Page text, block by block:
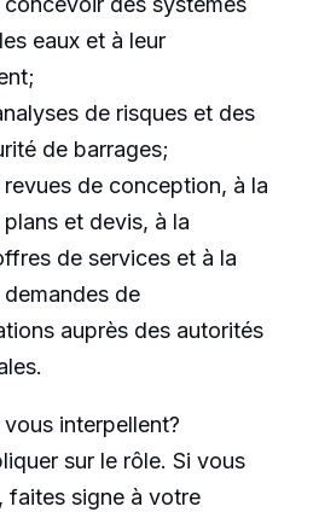
eaux et à leur
de risques et des
de barrages;
de conception, à la
et devis, à la
de services et à la
de
auprès des autorités
interpellent?
sur le rôle. Si vous
faites signe à votre